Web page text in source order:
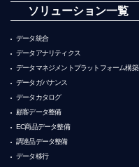
ソリューション一覧
データ統合
データアナリティクス
データマネジメントプラットフォーム構築
データガバナンス
データカタログ
顧客データ整備
EC商品データ整備
調達品データ整備
データ移行